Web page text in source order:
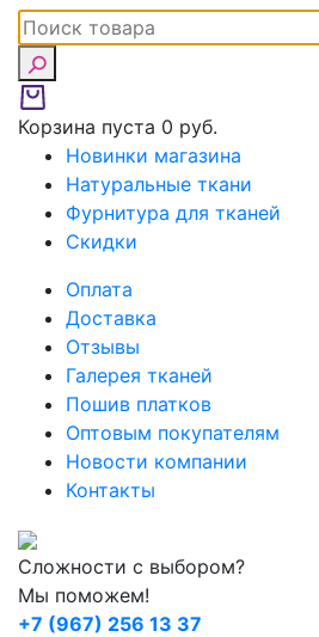
Корзина пуста 0 руб.
Новинки магазина
Натуральные ткани
Фурнитура для тканей
Скидки
Оплата
Доставка
Отзывы
Галерея тканей
Пошив платков
Оптовым покупателям
Новости компании
Контакты
Сложности с выбором?
Мы поможем!
+7 (967) 256 13 37